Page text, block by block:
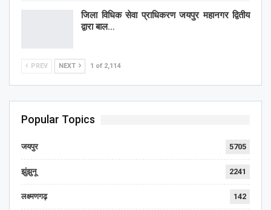
जिला विधिक सेवा प्राधिकरण जयपुर महानगर द्वितीय
द्वारा बाल…
PREV NEXT 1 of 2,114
Popular Topics
जयपुर 5705
झुंझुनू 2241
लक्ष्मणगढ़ 142